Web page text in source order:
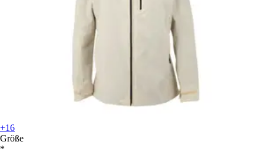
+16
Größe
*